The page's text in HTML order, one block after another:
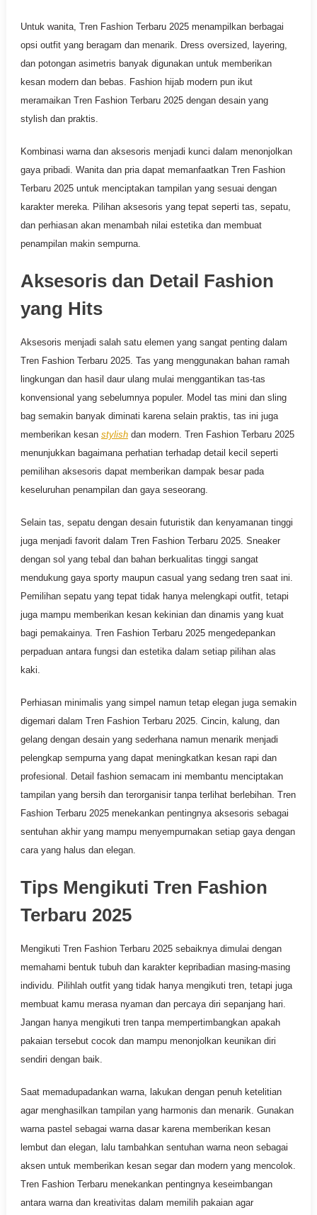
Untuk wanita, Tren Fashion Terbaru 2025 menampilkan berbagai
opsi outfit yang beragam dan menarik. Dress oversized, layering,
dan potongan asimetris banyak digunakan untuk memberikan
kesan modern dan bebas. Fashion hijab modern pun ikut
meramaikan Tren Fashion Terbaru 2025 dengan desain yang
stylish dan praktis.
Kombinasi warna dan aksesoris menjadi kunci dalam menonjolkan
gaya pribadi. Wanita dan pria dapat memanfaatkan Tren Fashion
Terbaru 2025 untuk menciptakan tampilan yang sesuai dengan
karakter mereka. Pilihan aksesoris yang tepat seperti tas, sepatu,
dan perhiasan akan menambah nilai estetika dan membuat
penampilan makin sempurna.
Aksesoris dan Detail Fashion
yang Hits
Aksesoris menjadi salah satu elemen yang sangat penting dalam
Tren Fashion Terbaru 2025. Tas yang menggunakan bahan ramah
lingkungan dan hasil daur ulang mulai menggantikan tas-tas
konvensional yang sebelumnya populer. Model tas mini dan sling
bag semakin banyak diminati karena selain praktis, tas ini juga
memberikan kesan stylishdan modern. Tren Fashion Terbaru 2025
menunjukkan bagaimana perhatian terhadap detail kecil seperti
pemilihan aksesoris dapat memberikan dampak besar pada
keseluruhan penampilan dan gaya seseorang.
Selain tas, sepatu dengan desain futuristik dan kenyamanan tinggi
juga menjadi favorit dalam Tren Fashion Terbaru 2025. Sneaker
dengan sol yang tebal dan bahan berkualitas tinggi sangat
mendukung gaya sporty maupun casual yang sedang tren saat ini.
Pemilihan sepatu yang tepat tidak hanya melengkapi outfit, tetapi
juga mampu memberikan kesan kekinian dan dinamis yang kuat
bagi pemakainya. Tren Fashion Terbaru 2025 mengedepankan
perpaduan antara fungsi dan estetika dalam setiap pilihan alas
kaki.
Perhiasan minimalis yang simpel namun tetap elegan juga semakin
digemari dalam Tren Fashion Terbaru 2025. Cincin, kalung, dan
gelang dengan desain yang sederhana namun menarik menjadi
pelengkap sempurna yang dapat meningkatkan kesan rapi dan
profesional. Detail fashion semacam ini membantu menciptakan
tampilan yang bersih dan terorganisir tanpa terlihat berlebihan. Tren
Fashion Terbaru 2025 menekankan pentingnya aksesoris sebagai
sentuhan akhir yang mampu menyempurnakan setiap gaya dengan
cara yang halus dan elegan.
Tips Mengikuti Tren Fashion
Terbaru 2025
Mengikuti Tren Fashion Terbaru 2025 sebaiknya dimulai dengan
memahami bentuk tubuh dan karakter kepribadian masing-masing
individu. Pilihlah outfit yang tidak hanya mengikuti tren, tetapi juga
membuat kamu merasa nyaman dan percaya diri sepanjang hari.
Jangan hanya mengikuti tren tanpa mempertimbangkan apakah
pakaian tersebut cocok dan mampu menonjolkan keunikan diri
sendiri dengan baik.
Saat memadupadankan warna, lakukan dengan penuh ketelitian
agar menghasilkan tampilan yang harmonis dan menarik. Gunakan
warna pastel sebagai warna dasar karena memberikan kesan
lembut dan elegan, lalu tambahkan sentuhan warna neon sebagai
aksen untuk memberikan kesan segar dan modern yang mencolok.
Tren Fashion Terbaru menekankan pentingnya keseimbangan
antara warna dan kreativitas dalam memilih pakaian agar